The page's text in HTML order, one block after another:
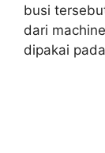
busi
dari
dipakai